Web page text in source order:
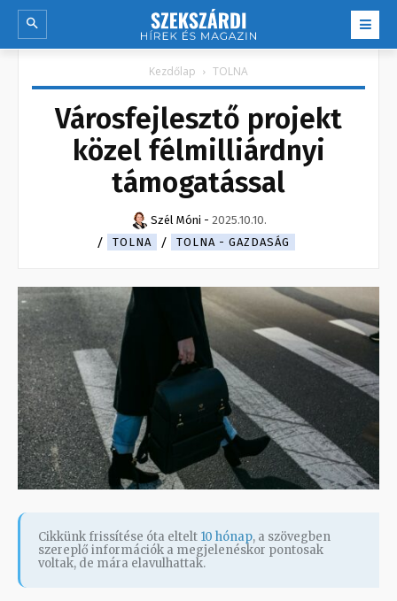
Kezdőlap TOLNA
Városfejlesztő projekt
közel félmilliárdnyi
támogatással
Szél Móni - 2025.10.10.
TOLNA
TOLNA - GAZDASÁG
Cikkünk frissítése óta eltelt 10 hónap, a szövegben
szereplő információk a megjelenéskor pontosak
voltak, de mára elavulhattak.